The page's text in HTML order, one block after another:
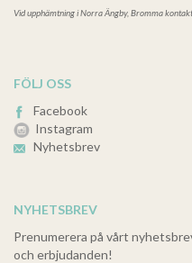
Vid upphämtning iNorra Ängby, Bromma
FÖLJ OSS
Facebook
Instagram
Nyhetsbrev
NYHETSBREV
Prenumerera på vårt
och erbjudanden!